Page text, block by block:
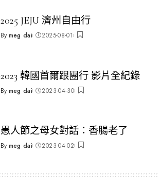
2025 JEJU 濟州自由行
Posted
By meg dai 2025-08-01
2023 韓國首爾跟團行 影片全紀錄
Posted
By meg dai 2023-04-30
愚人節之母女對話：香腸老了
Posted
By meg dai 2023-04-02